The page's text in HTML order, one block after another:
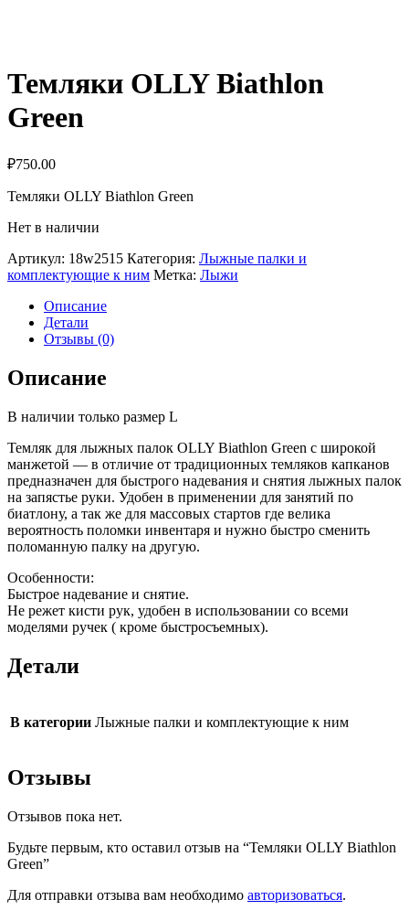
Темляки OLLY Biathlon
Green
₽750.00
Темляки OLLY Biathlon Green
Нет в наличии
Артикул: 18w2515 Категория: Лыжные палки и
комплектующие к ним Метка: Лыжи
Описание
Детали
Отзывы (0)
Описание
В наличии только размер L
Темляк для лыжных палок OLLY Biathlon Green с широкой
манжетой — в отличие от традиционных темляков капканов
предназначен для быстрого надевания и снятия лыжных палок
на запястье руки. Удобен в применении для занятий по
биатлону, а так же для массовых стартов где велика
вероятность поломки инвентаря и нужно быстро сменить
поломанную палку на другую.
Особенности:
Быстрое надевание и снятие.
Не режет кисти рук, удобен в использовании со всеми
моделями ручек ( кроме быстросъемных).
Детали
В категории Лыжные палки и комплектующие к ним
Отзывы
Отзывов пока нет.
Будьте первым, кто оставил отзыв на “Темляки OLLY Biathlon
Green”
Для отправки отзыва вам необходимо авторизоваться.